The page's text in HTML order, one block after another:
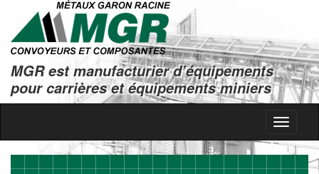
MGR est manufacturier d’équipements
pour carrières et équipements miniers
Toggle